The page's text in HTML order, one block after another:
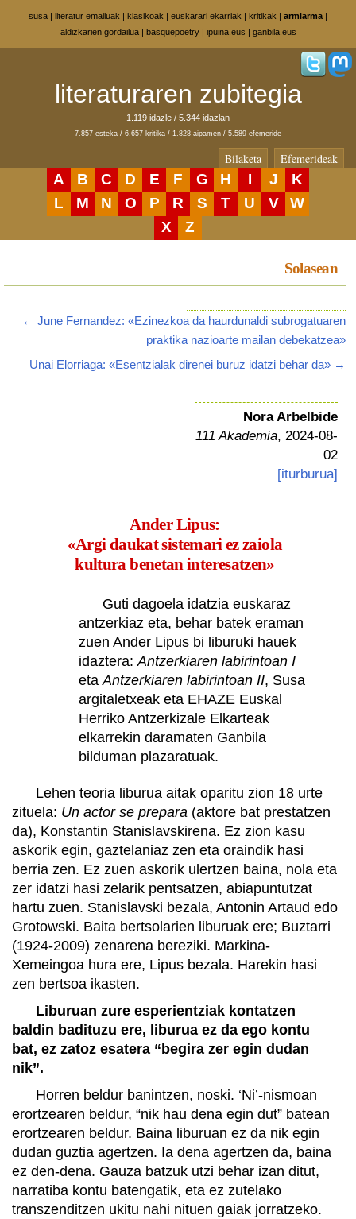
susa | literatur emailuak | klasikoak | euskarari ekarriak | kritikak | armiarma |
aldizkarien gordailua| basquepoetry| ipuina.eus | ganbila.eus
literaturaren zubitegia
1.119 idazle / 5.344 idazlan
7.857 esteka / 6.657 kritika / 1.828 aipamen / 5.589 efemeride
Bilaketa Efemerideak
A B C D E F G H I J
K
L
M N O P R S T U V
W
X
Z
Solasean
← June Fernandez: «Ezinezkoa da haurdunaldi subrogatuaren
praktika nazioarte mailan debekatzea»
Unai Elorriaga: «Esentzialak direnei buruz idatzi behar da» →
Nora Arbelbide
111 Akademia, 2024-08-
02
[iturburua]
Ander Lipus:
«Argi daukat sistemari ez zaiola
kultura benetan interesatzen»
Guti dagoela idatzia euskaraz
antzerkiaz eta, behar batek eraman
zuen Ander Lipus bi liburuki hauek
idaztera: Antzerkiaren labirintoan I
eta Antzerkiaren labirintoan II, Susa
argitaletxeak eta EHAZE Euskal
Herriko Antzerkizale Elkarteak
elkarrekin daramaten Ganbila
bilduman plazaratuak.
Lehen teoria liburua aitak oparitu zion 18 urte
zituela: Un actor se prepara (aktore bat prestatzen
da), Konstantin Stanislavskirena. Ez zion kasu
askorik egin, gaztelaniaz zen eta oraindik hasi
berria zen. Ez zuen askorik ulertzen baina, nola eta
zer idatzi hasi zelarik pentsatzen, abiapuntutzat
hartu zuen. Stanislavski bezala, Antonin Artaud edo
Grotowski. Baita bertsolarien liburuak ere; Buztarri
(1924-2009) zenarena bereziki. Markina-
Xemeingoa hura ere, Lipus bezala. Harekin hasi
zen bertsoa ikasten.
Liburuan zure esperientziak kontatzen
baldin badituzu ere, liburua ez da ego kontu
bat, ez zatoz esatera “begira zer egin dudan
nik”.
Horren beldur banintzen, noski. ‘Ni’-nismoan
erortzearen beldur, “nik hau dena egin dut” batean
erortzearen beldur. Baina liburuan ez da nik egin
dudan guztia agertzen. Ia dena agertzen da, baina
ez den-dena. Gauza batzuk utzi behar izan ditut,
narratiba kontu batengatik, eta ez zutelako
transzenditzen ukitu nahi nituen gaiak jorratzeko.